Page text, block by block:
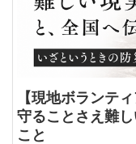
【現地ボランテ
守ることさえ難
こと